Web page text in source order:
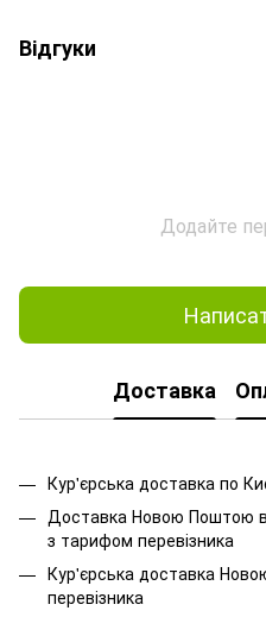
Відгуки
Додайте
Доставка
Кур'єрська доставка по
Доставка Новою Поштою в
з тарифом перевізника
Кур'єрська доставка
перевізника